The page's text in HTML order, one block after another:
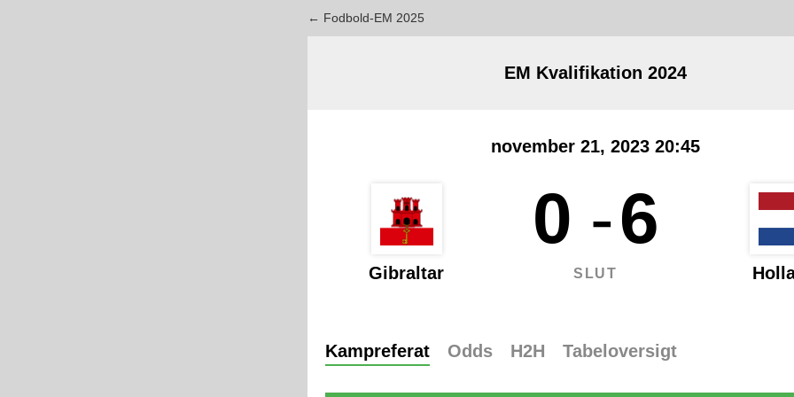
← Fodbold-EM 2025
Gibraltar
EM Kvalifikation 2024
november 21, 2023 20:45
0 -6
SLUT
Kampreferat Odds H2H Tabeloversigt